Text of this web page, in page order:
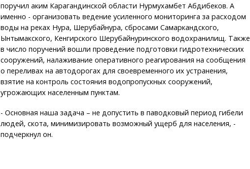
поручил аким Карагандинской области Нурмухамбет Абдибеков. А
именно - организовать ведение усиленного мониторинга за расходом
воды на реках Нура, Шерубайнура, сбросами Самаркандского,
Ынтымакского, Кенгирского Шерубайнуринского водохранилищ. Также
в число поручений вошли проведение подготовки гидротехнических
сооружений, налаживание оперативного реагирования на сообщения
о переливах на автодорогах для своевременного их устранения,
взятие на контроль состояния водопропускных сооружений,
угрожающих населенным пунктам.
- Основная наша задача – не допустить в паводковый период гибели
людей, скота, минимизировать возможный ущерб для населения, -
подчеркнул он.